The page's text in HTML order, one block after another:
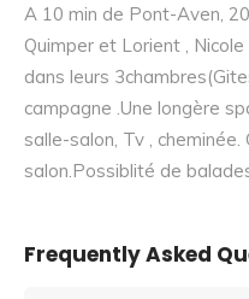
A 10 min de Pont-Aven,
Quimper et Lorient ,
dans leurs
campagne .Une longère
salle-salon, Tv ,
salon.Possiblité de balades
Frequently Asked